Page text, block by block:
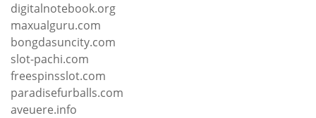
digitalnotebook.org
maxualguru.com
bongdasuncity.com
slot-pachi.com
freespinsslot.com
paradisefurballs.com
aveuere.info